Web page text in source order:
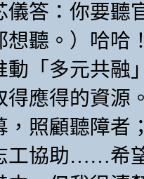
儀答：你要聽
想聽。）哈哈
動「多元共融
得應得的資源
，照顧聽障者
工協助……希